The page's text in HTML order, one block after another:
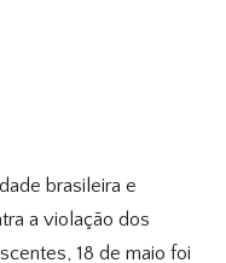
brasileira e
a violação dos
18 de maio foi